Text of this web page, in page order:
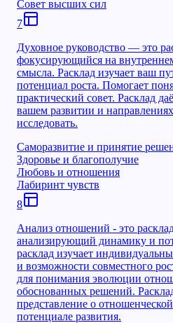
Совет высших сил
7
Духовное руководство — это
фокусирующийся на
смысла. Расклад изучает ваш
потенциал роста. Помогает
практический совет. Расклад
вашем развитии и
исследовать.
Саморазвитие и принятие
Здоровье и благополучие
Любовь и отношения
Лабиринт чувств
8
Анализ отношений - это
анализирующий динамику и
расклад изучает
и возможности совместного
для понимания эволюции
обоснованных решений.
представление о
потенциале развития.